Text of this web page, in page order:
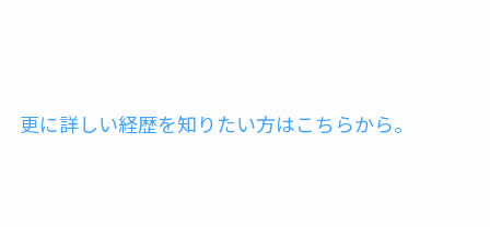
更に詳しい経歴を知りたい方はこちらから。